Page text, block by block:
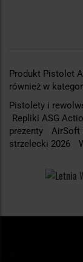
Produkt Pistolet
również w
Pistolety i
Repliki ASG
prezenty
AirSoft
strzelecki 2026